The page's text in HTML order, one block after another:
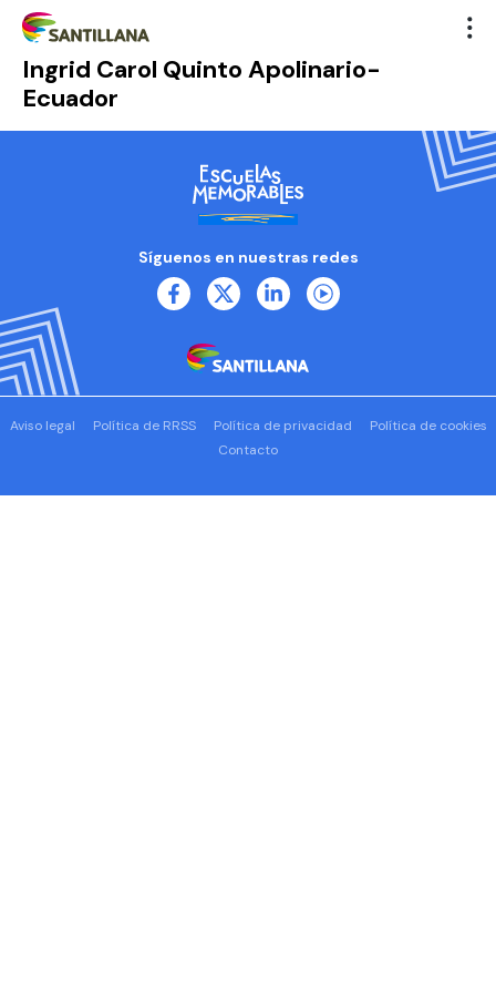
Ingrid Carol Quinto Apolinario-
Ecuador
Síguenos en nuestras redes
Aviso legal Política de RRSS Política de privacidad
Política de cookies
Contacto